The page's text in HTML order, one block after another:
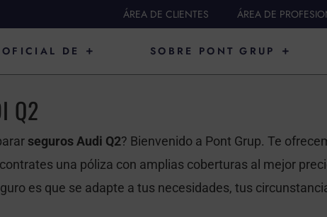
ÁREA DE CLIENTES ÁREA DE
OFICIAL DE ABRIR SEGURO OFICIAL DE
SOBRE PONT GRUP ABRIR
Q2
seguros Audi Q2? Bienvenido a Pont Grup. Te
una póliza con amplias coberturas al mejor
es que se adapte a tus necesidades, tus